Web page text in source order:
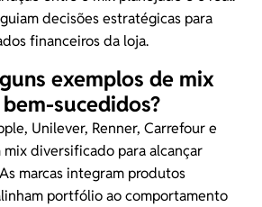
decisões estratégicas para
financeiros da loja.
exemplos de mix
sucedidos?
Unilever, Renner, Carrefour e
diversificado para alcançar
marcas integram produtos
portfólio ao comportamento